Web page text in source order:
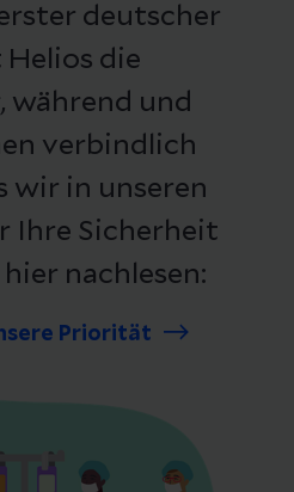
deutscher
die
während und
verbindlich
wir in unseren
Ihre Sicherheit
nachlesen:
Priorität